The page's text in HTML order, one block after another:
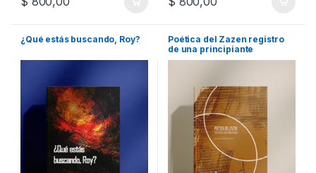
¿Qué estás buscando, Roy?
Poética del Zazen registro
de una principiante